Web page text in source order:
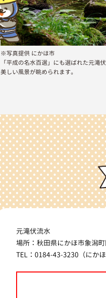
※写真提供 にかほ市
「平成の名水百選」にも選ばれた元滝
美しい風景が眺められます。
元滝伏流水
場所：秋田県にかほ市象潟
TEL：0184-43-3230（にかほ